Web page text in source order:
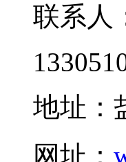
联系人
地址：
网址：